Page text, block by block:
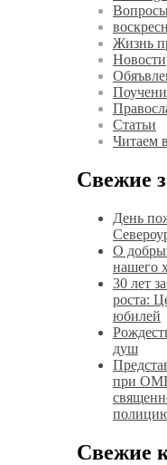
Жизнь
Новости
Статьи
Читаем
Свежие
День
О
нашего
30 лет
роста:
юбилей
душ
при
Свежие